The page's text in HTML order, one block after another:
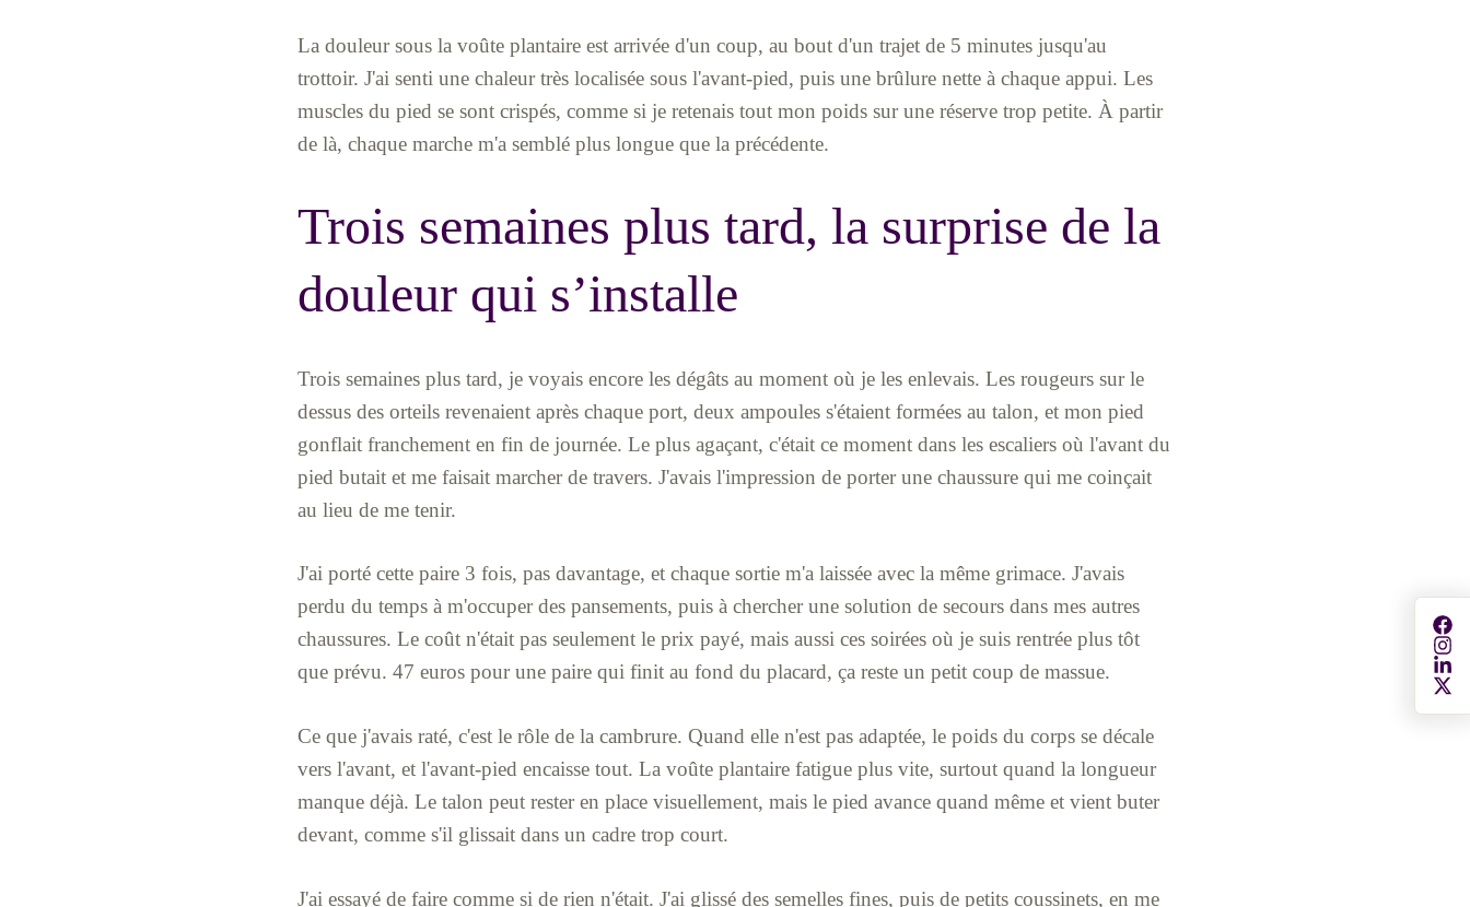
La douleur sous la voûte plantaire est arrivée d'un coup, au bout d'un trajet de 5 minutes jusqu'au
trottoir. J'ai senti une chaleur très localisée sous l'avant-pied, puis une brûlure nette à chaque appui. Les
muscles du pied se sont crispés, comme si je retenais tout mon poids sur une réserve trop petite. À partir
de là, chaque marche m'a semblé plus longue que la précédente.
Trois semaines plus tard, la surprise de la
douleur qui s’installe
Trois semaines plus tard, je voyais encore les dégâts au moment où je les enlevais. Les rougeurs sur le
dessus des orteils revenaient après chaque port, deux ampoules s'étaient formées au talon, et mon pied
gonflait franchement en fin de journée. Le plus agaçant, c'était ce moment dans les escaliers où l'avant du
pied butait et me faisait marcher de travers. J'avais l'impression de porter une chaussure qui me coinçait
au lieu de me tenir.
J'ai porté cette paire 3 fois, pas davantage, et chaque sortie m'a laissée avec la même grimace. J'avais
perdu du temps à m'occuper des pansements, puis à chercher une solution de secours dans mes autres
chaussures. Le coût n'était pas seulement le prix payé, mais aussi ces soirées où je suis rentrée plus tôt
que prévu. 47 euros pour une paire qui finit au fond du placard, ça reste un petit coup de massue.
Ce que j'avais raté, c'est le rôle de la cambrure. Quand elle n'est pas adaptée, le poids du corps se décale
vers l'avant, et l'avant-pied encaisse tout. La voûte plantaire fatigue plus vite, surtout quand la longueur
manque déjà. Le talon peut rester en place visuellement, mais le pied avance quand même et vient buter
devant, comme s'il glissait dans un cadre trop court.
J'ai essayé de faire comme si de rien n'était. J'ai glissé des semelles fines, puis de petits coussinets, en me